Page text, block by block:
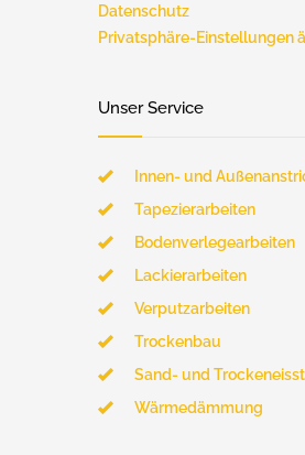
Datenschutz
Privatsphäre-Einstellungen
Unser Service
Innen- und
Tapezierarbeiten
Bodenverlegearbeiten
Lackierarbeiten
Verputzarbeiten
Trockenbau
Sand- und
Wärmedämmung